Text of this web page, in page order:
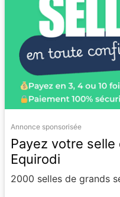
Annonce sponsorisée
Payez votre
Equirodi
2000 selles de grands